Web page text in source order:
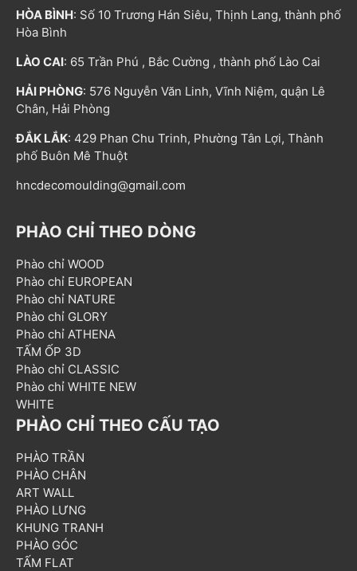
HÒA BÌNH: Số 10 Trương Hán Siêu, Thịnh Lang, thành phố
Hòa Bình
LÀO CAI: 65 Trần Phú , Bắc Cường , thành phố Lào Cai
HẢI PHÒNG: 576 Nguyễn Văn Linh, Vĩnh Niệm, quận Lê
Chân, Hải Phòng
ĐẮK LẮK: 429 Phan Chu Trinh, Phường Tân Lợi, Thành
phố Buôn Mê Thuột
hncdecomoulding@gmail.com
PHÀO CHỈ THEO DÒNG
Phào chỉ WOOD
Phào chỉ EUROPEAN
Phào chỉ NATURE
Phào chỉ GLORY
Phào chỉ ATHENA
TẤM ỐP 3D
Phào chỉ CLASSIC
Phào chỉ WHITE NEW
WHITE
PHÀO CHỈ THEO CẤU TẠO
PHÀO TRẦN
PHÀO CHÂN
ART WALL
PHÀO LƯNG
KHUNG TRANH
PHÀO GÓC
TẤM FLAT